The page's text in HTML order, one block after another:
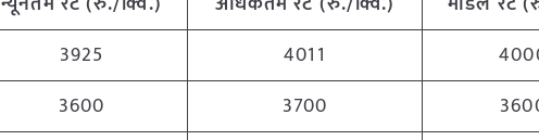
3925 4011
3600 3700